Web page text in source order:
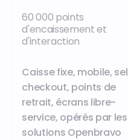
60 000 points
d'encaissement et
d'interaction
Caisse fixe, mobile,
checkout, points de
retrait, écrans libre-
service, opérés par les
solutions Openbravo